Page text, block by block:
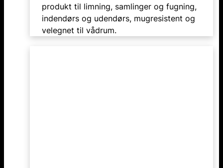
produkt til limning, samlinger og fugning,
indendørs og udendørs, mugresistent og
velegnet til vådrum.